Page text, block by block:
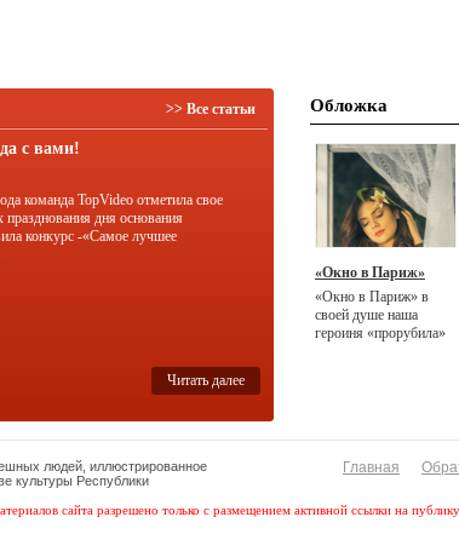
>> Все статьи
с вами!
команда TopVideo отметила свое
празднования дня основания
конкурс -«Самое лучшее
Читать далее
Обложка
«Окно в Париж»
«Окно в Париж» в
своей душе наша
героиня «прорубила»
людей, иллюстрированное
культуры Республики
Главная
сайта разрешено только с размещением активной ссылки на